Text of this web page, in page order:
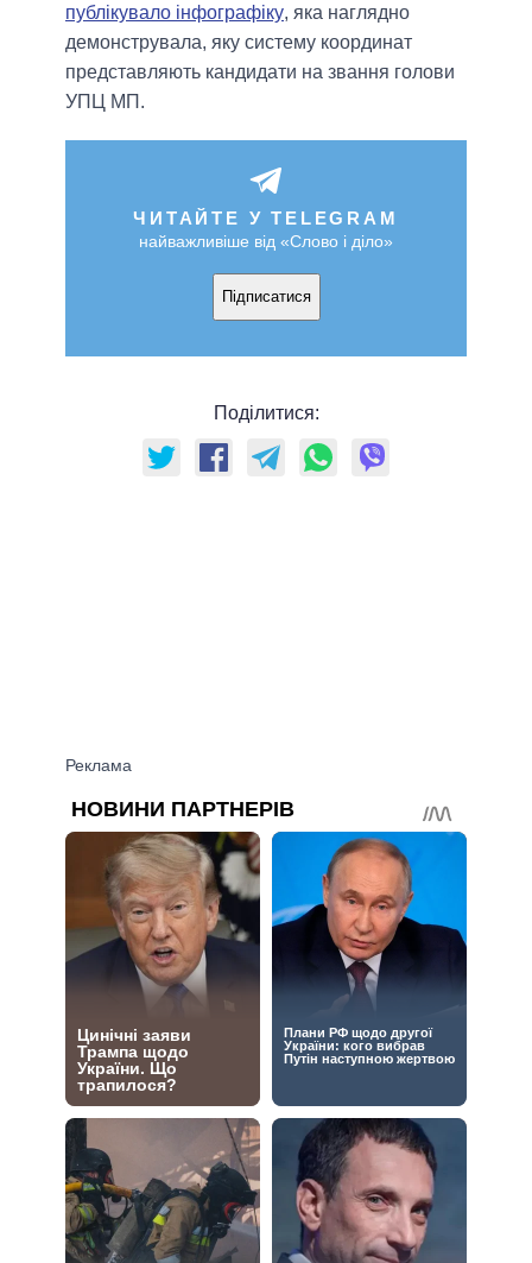
публікувало інфографіку, яка наглядно
демонструвала, яку систему координат
представляють кандидати на звання голови
УПЦ МП.
ЧИТАЙТЕ У TELEGRAM
найважливіше від «Слово і діло»
Підписатися
Поділитися: